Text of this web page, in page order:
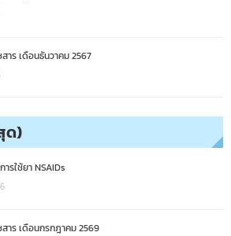
าร เดือนธันวาคม 2567
ด)
ารใช้ยา NSAIDs
าร เดือนกรกฎาคม 2569